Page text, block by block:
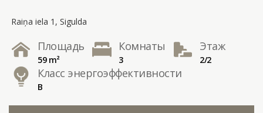
Raiņa iela 1, Sigulda
Площадь
59 m²
Комнаты
3
Этаж
2/2
Класс энергоэффективности
B